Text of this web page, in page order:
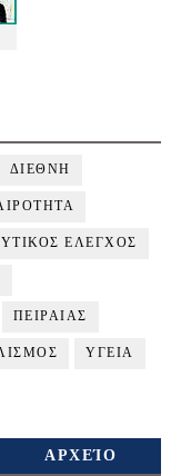
ΔΙΕΘΝΗ
ΕΛΕΓΧΟΣ
ΠΕΙΡΑΙΑΣ
ΥΓΕΙΑ
ΑΡΧΕΊΟ